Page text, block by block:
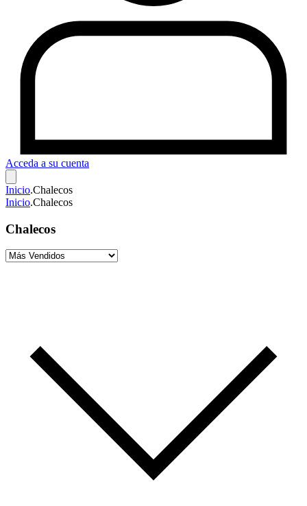
Acceda a su cuenta
Inicio.Chalecos
Inicio.Chalecos
Chalecos